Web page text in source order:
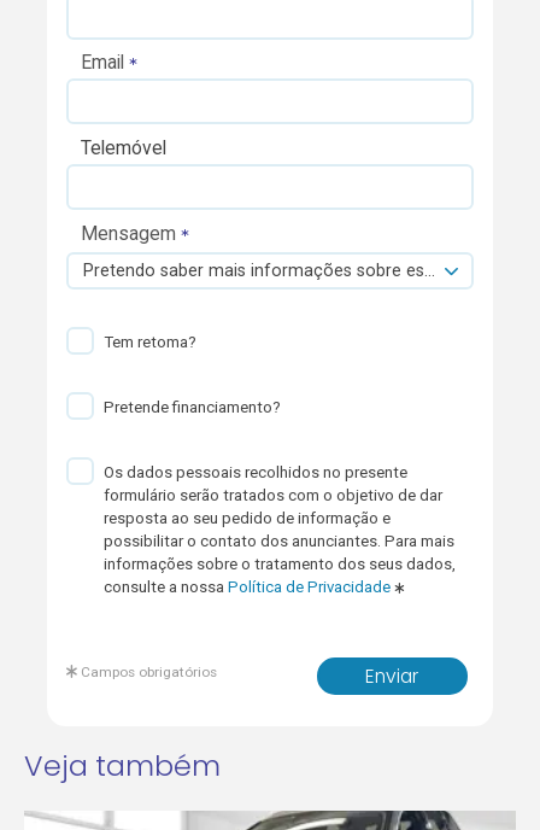
Email
Telemóvel
Mensagem
Pretendo saber mais informações sobre esta viatura.
Tem retoma?
Pretende financiamento?
Os dados pessoais recolhidos no presente
formulário serão tratados com o objetivo de dar
resposta ao seu pedido de informação e
possibilitar o contato dos anunciantes. Para mais
informações sobre o tratamento dos seus dados,
consulte a nossaPolítica de Privacidade
Enviar
Campos obrigatórios
Veja também